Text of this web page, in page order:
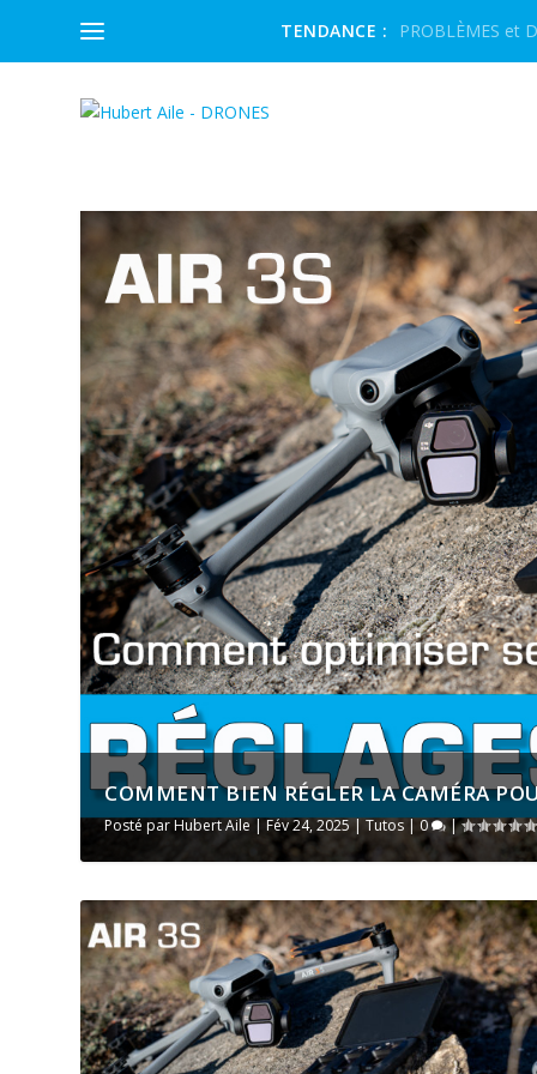
TENDANCE : PROBLÈMES et
COMMENT BIEN RÉGLER LA CAMÉRA
Posté parHubert Aile|Fév 24, 2025|Tutos |0 |